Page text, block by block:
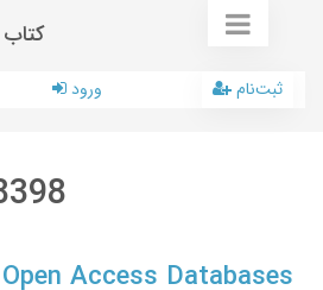
کتاب
ورود ثبت‌نام
Access Databases